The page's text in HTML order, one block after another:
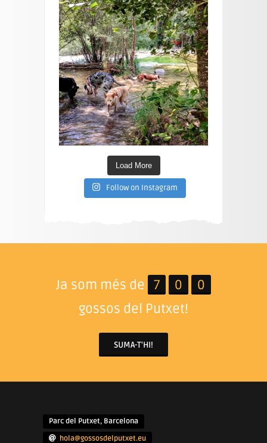
Load More
Follow on Instagram
Ja som més de 7 0
0
gossos del Putxet!
SUMA-T'HI!
Parc del Putxet, Barcelona
hola@gossosdelputxet.eu